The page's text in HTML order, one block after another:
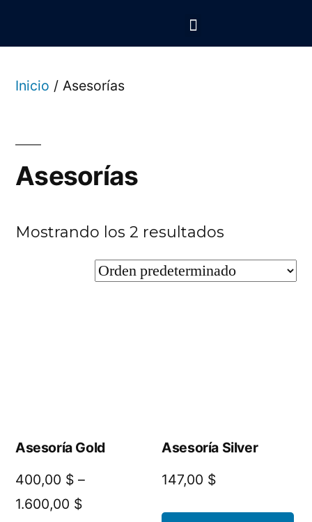
Inicio / Asesorías
Asesorías
Mostrando los 2 resultados
Asesoría Gold
400,00 $ –
1.600,00 $
Asesoría Silver
147,00 $